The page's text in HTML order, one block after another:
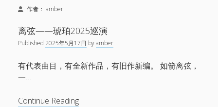
演出
open
音乐
open
menu
关于
open
链接
微博
小红书
网易云
作者：amber
离弦——琥珀2025巡演
Published2025年5月17日 byamber
有代表曲目，有全新作品，有旧作新编。 如箭离弦，
一…
Continue Reading离